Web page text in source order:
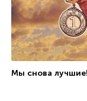
Мы снова